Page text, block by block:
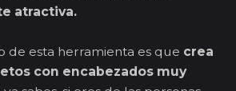
atractiva.
de esta herramienta es que crea
con encabezados muy